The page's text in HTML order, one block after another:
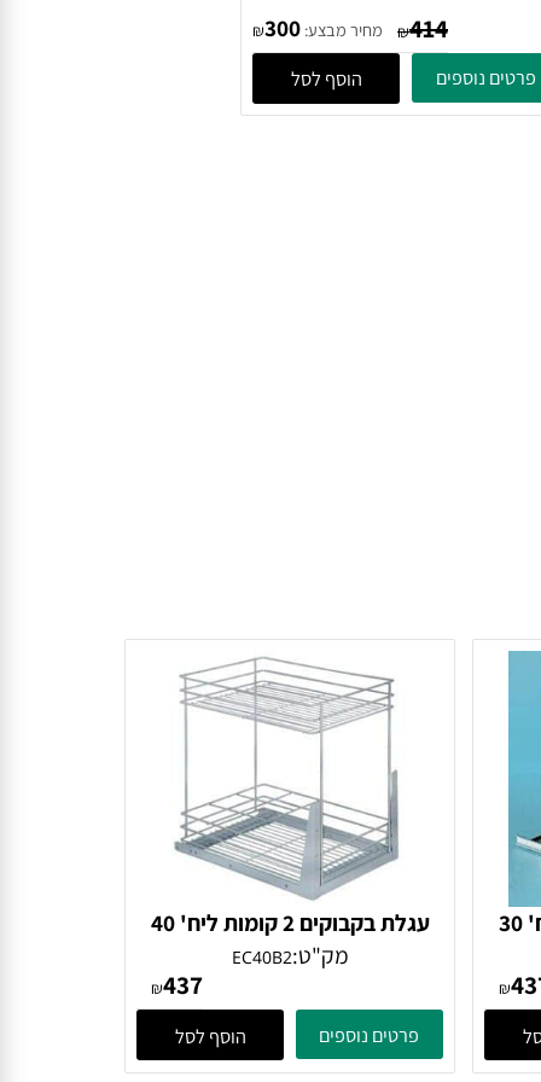
גומי למגירות 20 מטר
₪414 מחיר מבצע: ₪300
עגלת בקבוקים 2 קומות ליח' 30 עגלת בקבוקים 2 קומות ליח' 40